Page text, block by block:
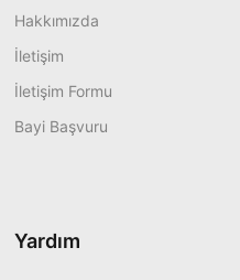
Hakkımızda
İletişim
İletişim Formu
Bayi Başvuru
Yardım